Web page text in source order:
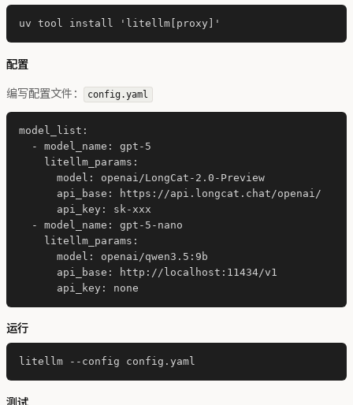
配置
编写配置文件：
config.yaml
model_list:
  - model_name: gpt-5
    litellm_params:
      model: openai/LongCat-2.0-Preview
      api_base: https://api.longcat.chat/openai/
      api_key: sk-xxx
  - model_name: gpt-5-nano
    litellm_params:
      model: openai/qwen3.5:9b
      api_base: http://localhost:11434/v1
运行
测试